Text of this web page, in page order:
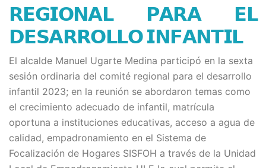
𝗥𝗘𝗚𝗜𝗢𝗡𝗔𝗟 𝗣𝗔𝗥𝗔 𝗘𝗟
𝗗𝗘𝗦𝗔𝗥𝗥𝗢𝗟𝗟𝗢 𝗜𝗡𝗙𝗔𝗡𝗧𝗜𝗟
El alcalde Manuel Ugarte Medina participó en la sexta
sesión ordinaria del comité regional para el desarrollo
infantil 2023; en la reunión se abordaron temas como
el crecimiento adecuado de infantil, matrícula
oportuna a instituciones educativas, acceso a agua de
calidad, empadronamiento en el Sistema de
Focalización de Hogares SISFOH a través de la Unidad